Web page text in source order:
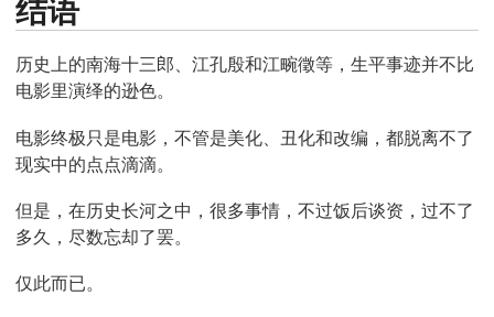
结语
历史上的南海十三郎、江孔殷和江畹徵等，生平事迹并不比
电影里演绎的逊色。
电影终极只是电影，不管是美化、丑化和改编，都脱离不了
现实中的点点滴滴。
但是，在历史长河之中，很多事情，不过饭后谈资，过不了
多久，尽数忘却了罢。
仅此而已。